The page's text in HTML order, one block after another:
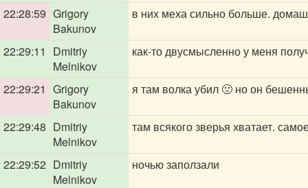
22:28:59 Grigory
Bakunov
в них меха сильно больше.
22:29:11
Dmitriy
Melnikov
как-то двусмысленно у меня
22:29:21 Grigory
Bakunov
я там волка убил 🙁 но он
22:29:48 Dmitriy
Melnikov
там всякого зверья хватает.
22:29:52 Dmitriy
Melnikov
ночью заползали